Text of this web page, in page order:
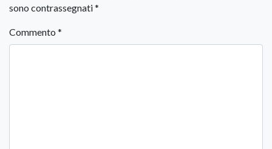
sono contrassegnati*
Commento *